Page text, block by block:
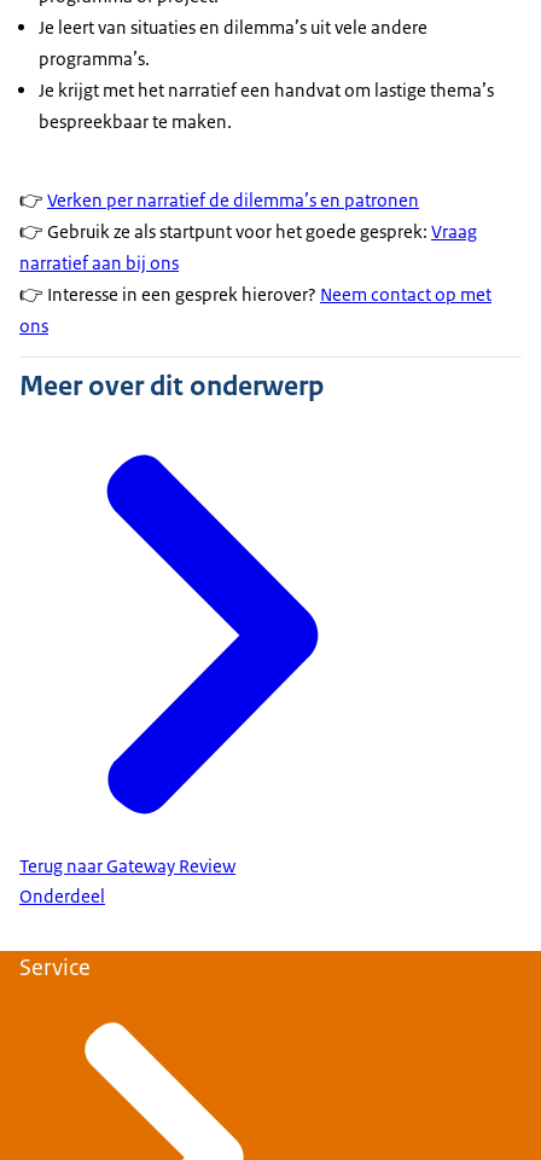
Je leert van situaties en dilemma’s uit vele andere
programma’s.
Je krijgt met het narratief een handvat om lastige thema’s
bespreekbaar te maken.
👉 Verken per narratief de dilemma’s en patronen
👉 Gebruik ze als startpunt voor het goede gesprek: Vraag
narratief aan bij ons
👉 Interesse in een gesprek hierover? Neem contact op met
ons
Meer over dit onderwerp
Terug naar Gateway Review
Onderdeel
Service